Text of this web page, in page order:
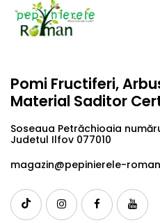
Pomi Fructiferi,
Material Saditor
Soseaua Petrăchioaia
Judetul Ilfov 077010
magazin@pepinierele-